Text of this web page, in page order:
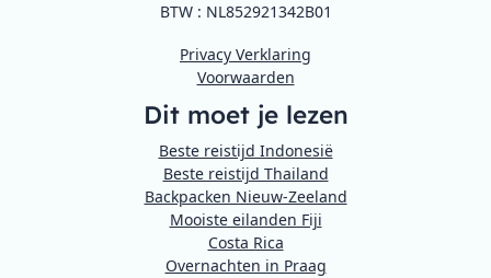
BTW : NL852921342B01
Privacy Verklaring
Voorwaarden
Dit moet je lezen
Beste reistijd Indonesië
Beste reistijd Thailand
Backpacken Nieuw-Zeeland
Mooiste eilanden Fiji
Costa Rica
Overnachten in Praag